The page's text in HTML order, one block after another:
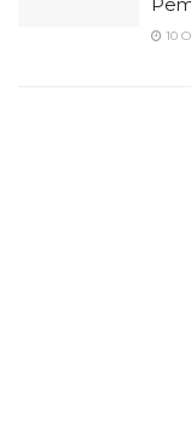
10